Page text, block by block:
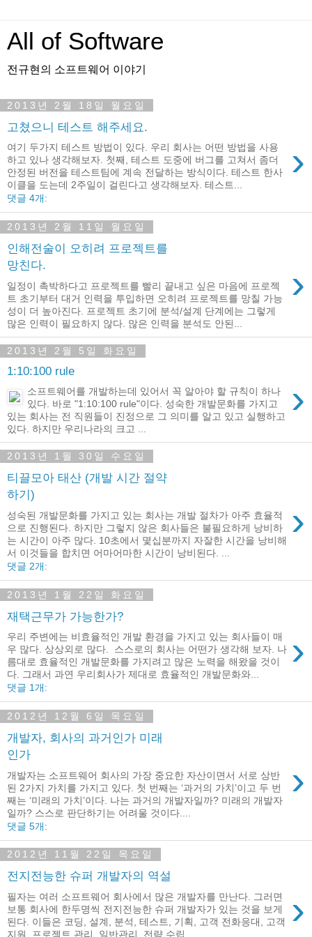
All of Software
전규현의 소프트웨어 이야기
2013년 2월 18일 월요일
고쳤으니 테스트 해주세요.
›
여기 두가지 테스트 방법이 있다. 우리 회사는 어떤 방법을 사용
하고 있나 생각해보자. 첫째, 테스트 도중에 버그를 고쳐서 좀더
안정된 버전을 테스트팀에 계속 전달하는 방식이다. 테스트 한사
이클을 도는데 2주일이 걸린다고 생각해보자. 테스트...
댓글 4개:
2013년 2월 11일 월요일
인해전술이 오히려 프로젝트를
망친다.
›
일정이 촉박하다고 프로젝트를 빨리 끝내고 싶은 마음에 프로젝
트 초기부터 대거 인력을 투입하면 오히려 프로젝트를 망칠 가능
성이 더 높아진다. 프로젝트 초기에 분석/설계 단계에는 그렇게
많은 인력이 필요하지 않다. 많은 인력을 분석도 안된...
2013년 2월 5일 화요일
1:10:100 rule
›
소프트웨어를 개발하는데 있어서 꼭 알아야 할 규칙이 하나
있다. 바로 "1:10:100 rule"이다. 성숙한 개발문화를 가지고
있는 회사는 전 직원들이 진정으로 그 의미를 알고 있고 실행하고
있다. 하지만 우리나라의 크고 ...
2013년 1월 30일 수요일
티끌모아 태산 (개발 시간 절약
하기)
›
성숙된 개발문화를 가지고 있는 회사는 개발 절차가 아주 효율적
으로 진행된다. 하지만 그렇지 않은 회사들은 불필요하게 낭비하
는 시간이 아주 많다. 10초에서 몇십분까지 자잘한 시간을 낭비해
서 이것들을 합치면 어마어마한 시간이 낭비된다. ...
댓글 2개:
2013년 1월 22일 화요일
재택근무가 가능한가?
›
우리 주변에는 비효율적인 개발 환경을 가지고 있는 회사들이 매
우 많다. 상상외로 많다. 스스로의 회사는 어떤가 생각해 보자. 나
름대로 효율적인 개발문화를 가지려고 많은 노력을 해왔을 것이
다. 그래서 과연 우리회사가 제대로 효율적인 개발문화와...
댓글 1개:
2012년 12월 6일 목요일
개발자, 회사의 과거인가 미래
인가
›
개발자는 소프트웨어 회사의 가장 중요한 자산이면서 서로 상반
된 2가지 가치를 가지고 있다. 첫 번째는 ‘과거의 가치’이고 두 번
째는 ‘미래의 가치’이다. 나는 과거의 개발자일까? 미래의 개발자
일까? 스스로 판단하기는 어려울 것이다....
댓글 5개:
2012년 11월 22일 목요일
전지전능한 슈퍼 개발자의 역설
›
필자는 여러 소프트웨어 회사에서 많은 개발자를 만난다. 그러면
보통 회사에 한두명씩 전지전능한 슈퍼 개발자가 있는 것을 보게
된다. 이들은 코딩, 설계, 분석, 테스트, 기획, 고객 전화응대, 고객
지원, 프로젝트 관리, 일반관리, 전략 수립...